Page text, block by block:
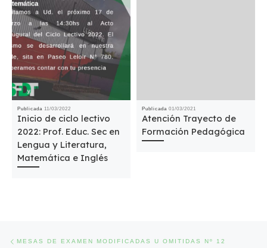
Publicada 11/03/2022
Inicio de ciclo lectivo
2022: Prof. Educ. Sec en
Lengua y Literatura,
Matemática e Inglés
Publicada 01/03/2021
Atención Trayecto de
Formación Pedagógica
MESAS DE EXAMEN MODIFICADAS U OMITIDAS Nº 12